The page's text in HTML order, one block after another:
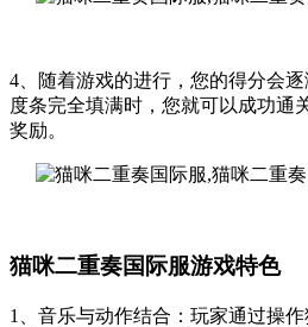
4、随着游戏的进行，您的得分会
度条完全填满时，您就可以成功通
奖励。
猫咪二重奏国际服游戏特色
1、音乐与动作结合：玩家通过操